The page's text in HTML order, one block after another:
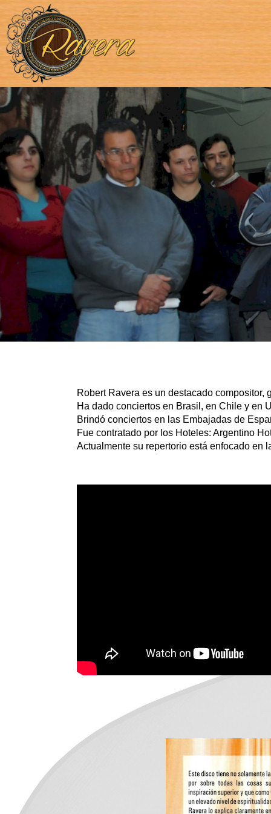
Robert Ravera es un destacado compositor,
Ha dado conciertos en Brasil, en Chile y en
Brindó conciertos en las Embajadas de
Fue contratado por los Hoteles: Argentino
Actualmente su repertorio está enfocado